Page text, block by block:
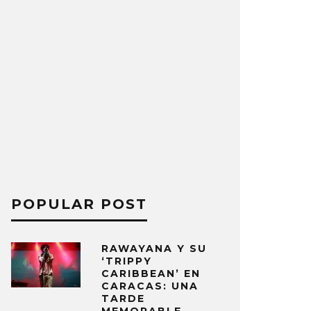
POPULAR POST
RAWAYANA Y SU
‘TRIPPY
CARIBBEAN’ EN
CARACAS: UNA
TARDE